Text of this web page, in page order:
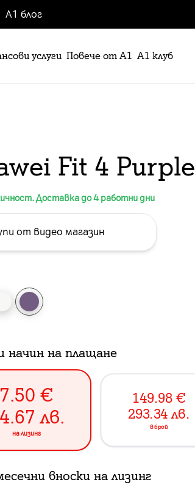
А1 блог
услуги Повече от А1 А1 клуб
Fit 4 Purple
Доставка до 4 работни дни
от видео магазин
начин на плащане
7.50 €
лв.
на лизинг
149.98 €
293.34 лв.
в брой
вноски на лизинг